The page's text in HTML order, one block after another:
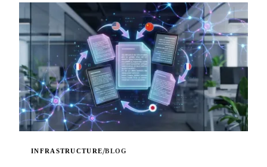
INFRASTRUCTURE/BLOG